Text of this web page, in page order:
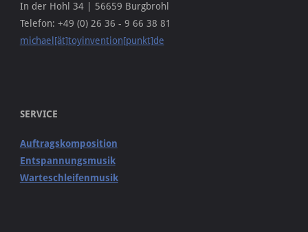
In der Hohl 34 | 56659 Burgbrohl
Telefon: +49 (0) 26 36 - 9 66 38 81
michael[ät]toyinvention[punkt]de
SERVICE
Auftragskomposition
Entspannungsmusik
Warteschleifenmusik